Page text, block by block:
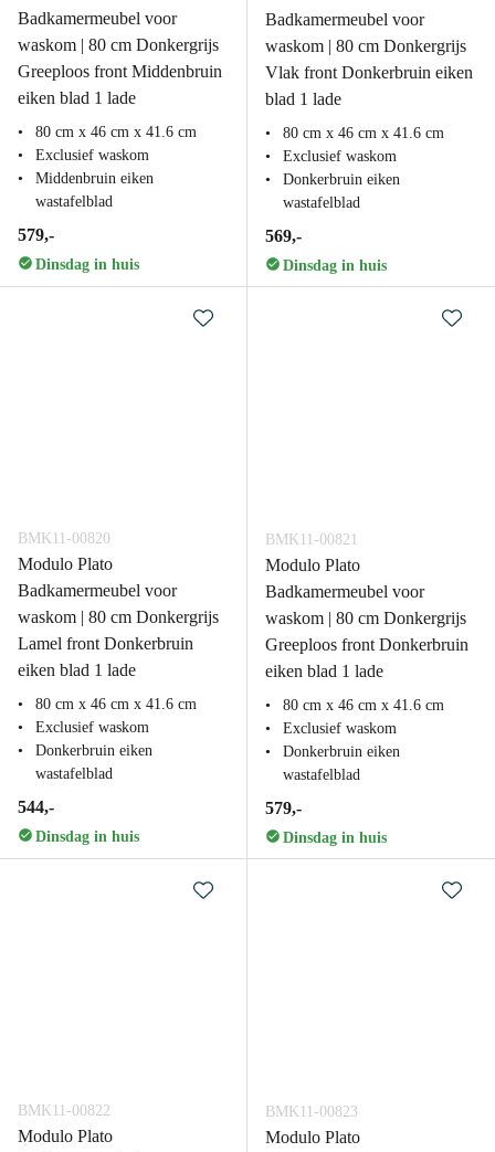
Badkamermeubel voor
waskom | 80 cm Donkergrijs
Greeploos front Middenbruin
eiken blad 1 lade
80 cm x 46 cm x 41.6 cm
Exclusief waskom
Middenbruin eiken
wastafelblad
579,-
Dinsdag in huis
Badkamermeubel voor
waskom | 80 cm Donkergrijs
Vlak front Donkerbruin eiken
blad 1 lade
80 cm x 46 cm x 41.6 cm
Exclusief waskom
Donkerbruin eiken
wastafelblad
569,-
Dinsdag in huis
BMK11-00820
Modulo Plato
Badkamermeubel voor
waskom | 80 cm Donkergrijs
Lamel front Donkerbruin
eiken blad 1 lade
80 cm x 46 cm x 41.6 cm
Exclusief waskom
Donkerbruin eiken
wastafelblad
544,-
Dinsdag in huis
BMK11-00821
Modulo Plato
Badkamermeubel voor
waskom | 80 cm Donkergrijs
Greeploos front Donkerbruin
eiken blad 1 lade
80 cm x 46 cm x 41.6 cm
Exclusief waskom
Donkerbruin eiken
wastafelblad
579,-
Dinsdag in huis
BMK11-00822
Modulo Plato
BMK11-00823
Modulo Plato